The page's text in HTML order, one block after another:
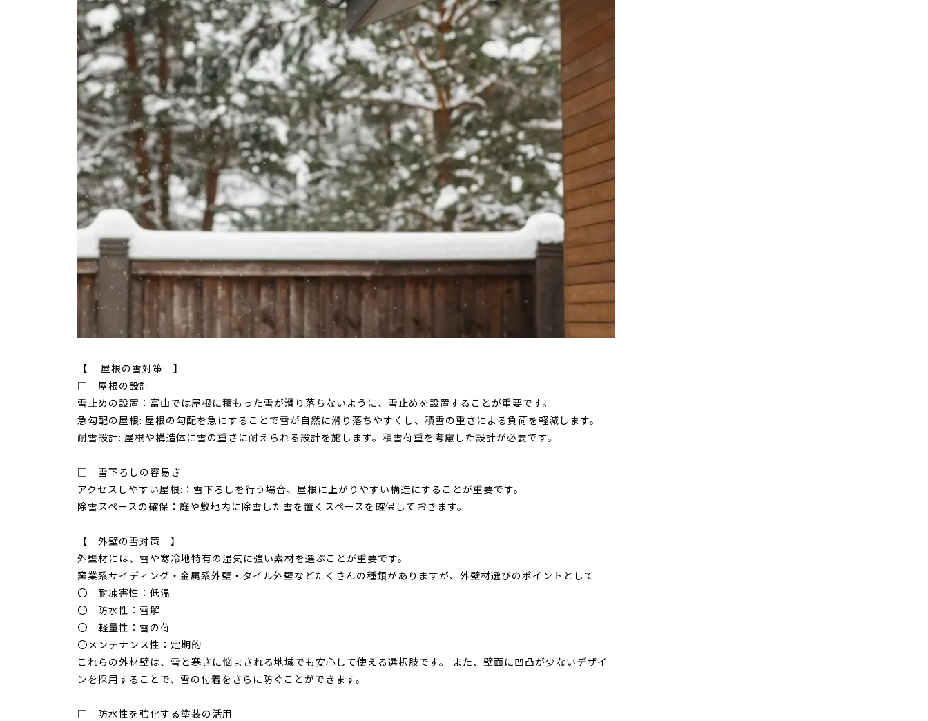
【 屋根の雪対策 】
□ 屋根の設計
雪止めの設置：富山では屋根に積もった雪が滑り落ちないように、雪止めを設置することが重要です。
急勾配の屋根: 屋根の勾配を急にすることで雪が自然に滑り落ちやすくし、積雪の重さによる負荷を軽減します。
耐雪設計: 屋根や構造体に雪の重さに耐えられる設計を施します。積雪荷重を考慮した設計が必要です。
□ 雪下ろしの容易さ
アクセスしやすい屋根:：雪下ろしを行う場合、屋根に上がりやすい構造にすることが重要です。
除雪スペースの確保：庭や敷地内に除雪した雪を置くスペースを確保しておきます。
【 外壁の雪対策 】
外壁材には、雪や寒冷地特有の湿気に強い素材を選ぶことが重要です。
窯業系サイディング・金属系外壁・タイル外壁などたくさんの種類がありますが、外壁材選びのポイントとして
〇 耐凍害性：低温
〇 防水性：雪解
〇 軽量性：雪の荷
〇メンテナンス性：定期的
これらの外材壁は、雪と寒さに悩まされる地域でも安心して使える選択肢です。 また、壁面に凹凸が少ないデザイ
ンを採用することで、雪の付着をさらに防ぐことができます。
□ 防水性を強化する塗装の活用